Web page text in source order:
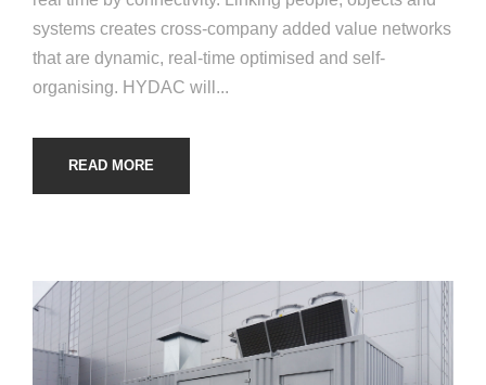
systems creates cross-company added value networks
that are dynamic, real-time optimised and self-
organising. HYDAC will...
READ MORE